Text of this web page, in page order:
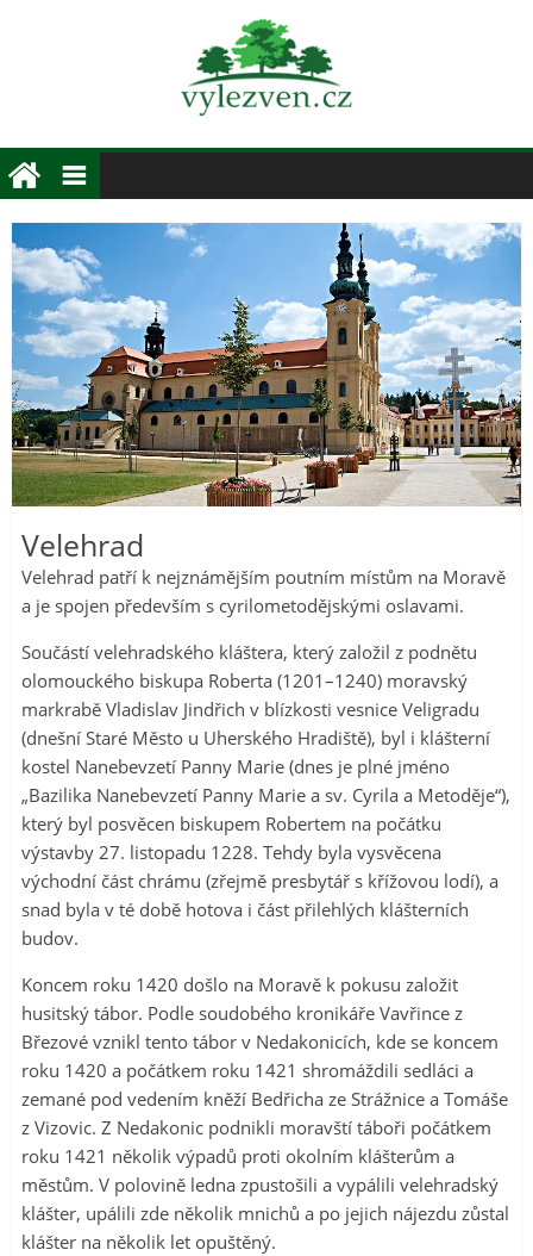
Velehrad
Velehrad patří k nejznámějším poutním místům na Moravě
a je spojen především s cyrilometodějskými oslavami.
Součástí velehradského kláštera, který založil z podnětu
olomouckého biskupa Roberta (1201–1240) moravský
markrabě Vladislav Jindřich v blízkosti vesnice Veligradu
(dnešní Staré Město u Uherského Hradiště), byl i klášterní
kostel Nanebevzetí Panny Marie (dnes je plné jméno
„Bazilika Nanebevzetí Panny Marie a sv. Cyrila a Metoděje“),
který byl posvěcen biskupem Robertem na počátku
výstavby 27. listopadu 1228. Tehdy byla vysvěcena
východní část chrámu (zřejmě presbytář s křížovou lodí), a
snad byla v té době hotova i část přilehlých klášterních
budov.
Koncem roku 1420 došlo na Moravě k pokusu založit
husitský tábor. Podle soudobého kronikáře Vavřince z
Březové vznikl tento tábor v Nedakonicích, kde se koncem
roku 1420 a počátkem roku 1421 shromáždili sedláci a
zemané pod vedením kněží Bedřicha ze Strážnice a Tomáše
z Vizovic. Z Nedakonic podnikli moravští táboři počátkem
roku 1421 několik výpadů proti okolním klášterům a
městům. V polovině ledna zpustošili a vypálili velehradský
klášter, upálili zde několik mnichů a po jejich nájezdu zůstal
klášter na několik let opuštěný.